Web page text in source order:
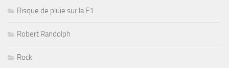
Risque de pluie sur la F1
Robert Randolph
Rock